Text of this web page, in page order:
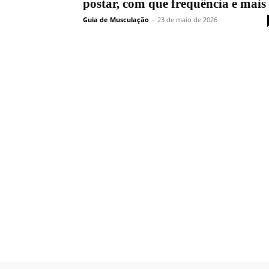
postar, com que frequência e mais
Guia de Musculação - 23 de maio de 2026